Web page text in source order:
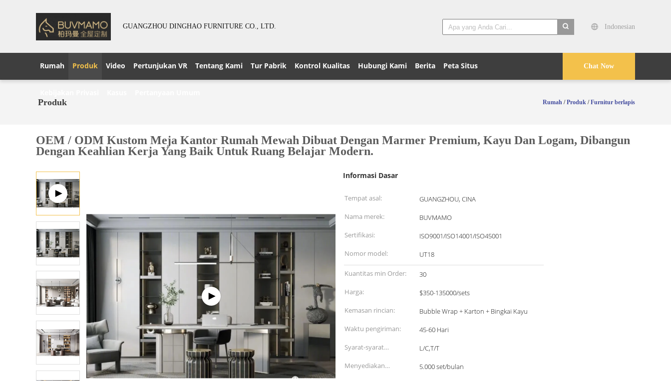
GUANGZHOU DINGHAO FURNITURE CO., LTD.
Indonesian
Chat Now
Rumah Produk Video Pertunjukan VR Tentang Kami Tur Pabrik Kontrol Kualitas Hubungi Kami Berita Peta Situs
Produk Rumah /Produk /Furnitur berlapis
OEM / ODM Kustom Meja Kantor Rumah Mewah Dibuat Dengan Marmer Premium, Kayu Dan Logam, Dibangun
Dengan Keahlian Kerja Yang Baik Untuk Ruang Belajar Modern.
Informasi Dasar
Tempat asal:
GUANGZHOU, CINA
Nama merek:
BUVMAMO
Sertifikasi:
ISO9001/ISO14001/ISO45001
Nomor model:
UT18
Kuantitas min Order:
30
Harga:
$350-135000/sets
Kemasan rincian:
Bubble Wrap + Karton + Bingkai Kayu
Waktu pengiriman:
45-60 Hari
Syarat-syarat
pembayaran:
L/C,T/T
Menyediakan
5.000 set/bulan